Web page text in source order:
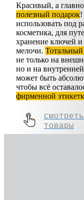
Красивый, а
полезный подарок
использовать под
косметика, для
хранение ключей и
мелочи.
не только на
но и на
может быть
чтобы всё
фирменной
смотреть
товары